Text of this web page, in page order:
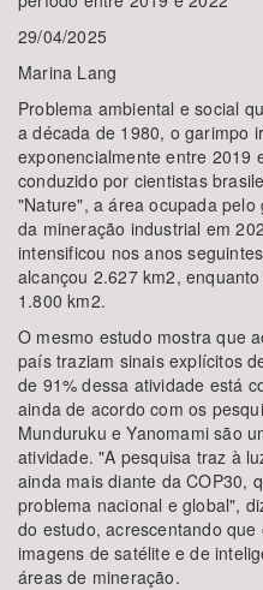
Área Protegida
29/04/2025
Marina Lang
Problema ambiental e social
a década de 1980, o garimpo
exponencialmente entre 2019
conduzido por cientistas
"Nature", a área ocupada
da mineração industrial em
intensificou nos anos
alcançou 2.627 km2,
1.800 km2.
O mesmo estudo mostra que
país traziam sinais explícitos
de 91% dessa atividade está
ainda de acordo com os
Munduruku e Yanomami são
atividade. "A pesquisa traz à
ainda mais diante da COP30,
problema nacional e global",
do estudo, acrescentando
imagens de satélite e de
áreas de mineração.